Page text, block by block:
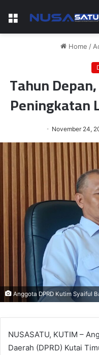
Menu
Home /
Tahun
Peningkatan
November 24,
Anggota DPRD Kutim Syaiful
NUSASATU, KUTIM –
Daerah (DPRD) Kutai